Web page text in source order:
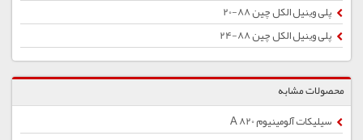
پلی وینیل الکل چین 88-20
پلی وینیل الکل چین 88-24
محصولات مشابه
سیلیکات آلومینیوم A 820